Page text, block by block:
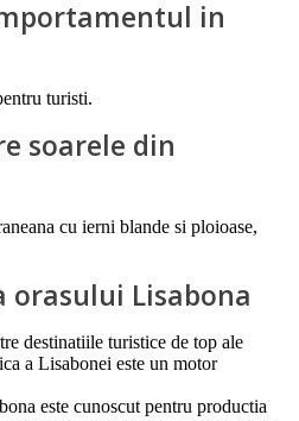
in
turisti.
soarele din
cu ierni blande si ploioase,
orasului Lisabona
destinatiile turistice de top ale
a Lisabonei este un motor
este cunoscut pentru productia